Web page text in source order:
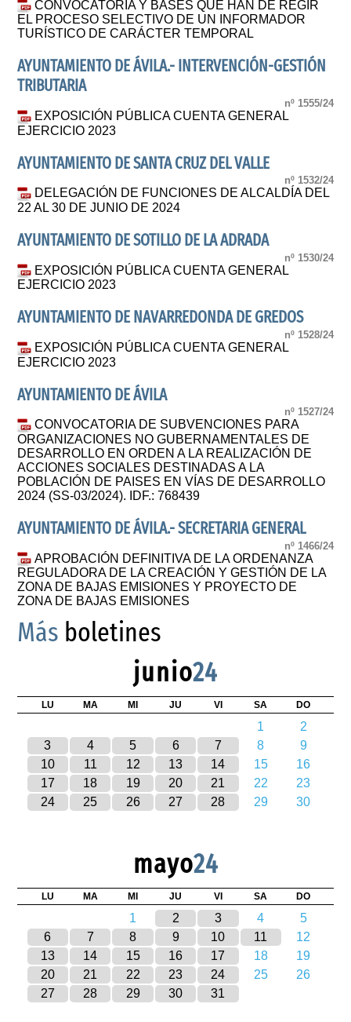
CONVOCATORIA Y BASES QUE HAN DE REGIR
EL PROCESO SELECTIVO DE UN INFORMADOR
TURÍSTICO DE CARÁCTER TEMPORAL
AYUNTAMIENTO DE ÁVILA.- INTERVENCIÓN-GESTIÓN
TRIBUTARIA
nº 1555/24
EXPOSICIÓN PÚBLICA CUENTA GENERAL
EJERCICIO 2023
AYUNTAMIENTO DE SANTA CRUZ DEL VALLE
nº 1532/24
DELEGACIÓN DE FUNCIONES DE ALCALDÍA DEL
22 AL 30 DE JUNIO DE 2024
AYUNTAMIENTO DE SOTILLO DE LA ADRADA
nº 1530/24
EXPOSICIÓN PÚBLICA CUENTA GENERAL
EJERCICIO 2023
AYUNTAMIENTO DE NAVARREDONDA DE GREDOS
nº 1528/24
EXPOSICIÓN PÚBLICA CUENTA GENERAL
EJERCICIO 2023
AYUNTAMIENTO DE ÁVILA
nº 1527/24
CONVOCATORIA DE SUBVENCIONES PARA
ORGANIZACIONES NO GUBERNAMENTALES DE
DESARROLLO EN ORDEN A LA REALIZACIÓN DE
ACCIONES SOCIALES DESTINADAS A LA
POBLACIÓN DE PAISES EN VÍAS DE DESARROLLO
2024 (SS-03/2024). IDF.: 768439
AYUNTAMIENTO DE ÁVILA.- SECRETARIA GENERAL
nº 1466/24
APROBACIÓN DEFINITIVA DE LA ORDENANZA
REGULADORA DE LA CREACIÓN Y GESTIÓN DE LA
ZONA DE BAJAS EMISIONES Y PROYECTO DE
ZONA DE BAJAS EMISIONES
Más boletines
junio24
LU MA MI JU VI SA DO
1
2
3
4 5 6 7 8
9
10
11 12 13 14 15
16
17
18 19 20 21 22
23
24
25 26 27 28 29 30
mayo24
LU MA MI JU VI SA DO
1 2 3 4
5
6
7 8 9 10 11
12
13
14 15 16 17 18
19
20
21 22 23 24 25
26
27
28 29 30 31